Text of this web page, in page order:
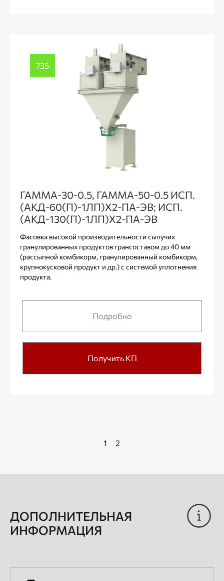
735
ГАММА-30-0.5, ГАММА-50-0.5 ИСП.
(АКД-60(П)-1ЛП)Х2-ПА-ЭВ; ИСП.
(АКД-130(П)-1ЛП)Х2-ПА-ЭВ
Фасовка высокой производительности сыпучих
гранулированных продуктов грансоставом до 40 мм
(рассыпной комбикорм, гранулированный комбикорм,
крупнокусковой продукт и др.) с системой уплотнения
продукта.
Подробно
Получить КП
1 2
ДОПОЛНИТЕЛЬНАЯ
ИНФОРМАЦИЯ